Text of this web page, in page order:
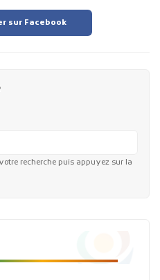
sur Facebook
recherche puis appuyez sur la